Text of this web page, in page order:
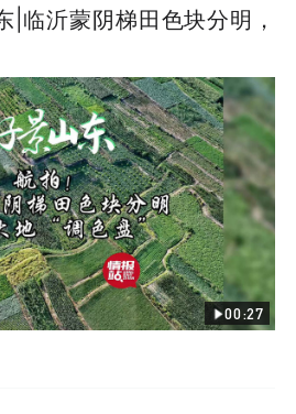
|临沂蒙阴梯田色块分明，
00:27